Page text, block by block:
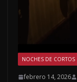
NOCHES DE CORTOS
febrero 14, 2026